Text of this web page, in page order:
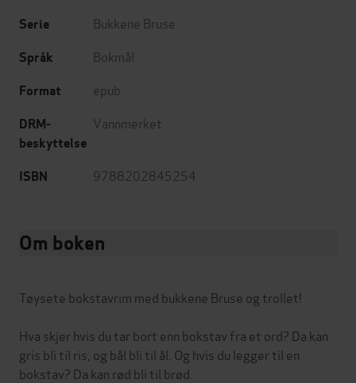
Serie Bukkene Bruse
Språk Bokmål
Format epub
DRM-
beskyttelse
Vannmerket
ISBN 9788202845254
Om boken
Tøysete bokstavrim med bukkene Bruse og trollet!
Hva skjer hvis du tar bort enn bokstav fra et ord? Da kan
gris bli til ris, og bål bli til ål. Og hvis du legger til en
bokstav? Da kan rød bli til brød.